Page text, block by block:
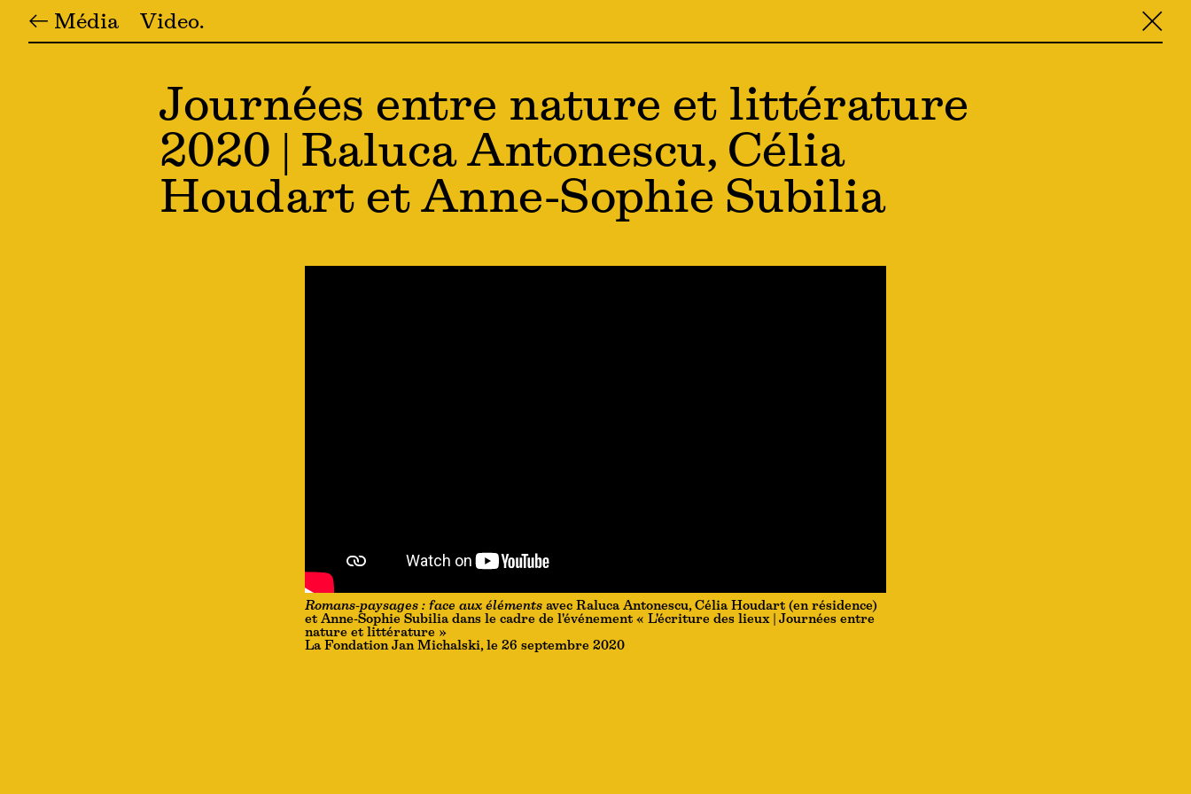
← Média Video ╳
Journées entre nature et littérature
2020 | Raluca Antonescu, Célia
Houdart et Anne-Sophie Subilia
Romans-paysages : face aux éléments avec Raluca Antonescu, Célia Houdart (en résidence)
et Anne-Sophie Subilia dans le cadre de l'événement « L'écriture des lieux | Journées entre
nature et littérature »
La Fondation Jan Michalski, le 26 septembre 2020